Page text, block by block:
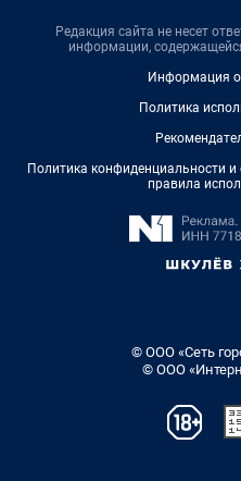
Редакция сайта не несет
информации,
Информация
Политика
Политика конфиденциальности
правила
© ООО «Сеть
© ООО